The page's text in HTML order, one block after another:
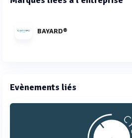
BAYARD®
Evènements liés